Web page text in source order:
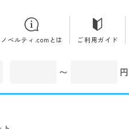
ノベルティ.comとは ご利用ガイド
〜 円